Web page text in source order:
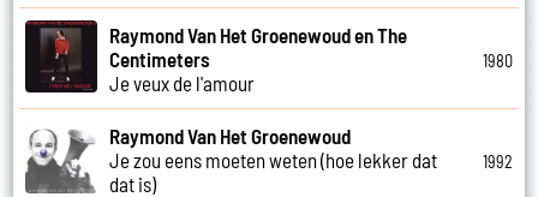
Raymond Van Het Groenewoud en The
Centimeters
Je veux de l'amour
1980
Raymond Van Het Groenewoud
Je zou eens moeten weten (hoe lekker dat
dat is)
1992